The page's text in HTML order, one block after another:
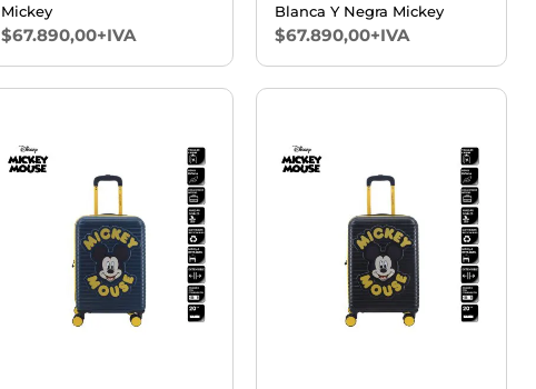
Mickey
$67.890,00+IVA
Blanca Y Negra Mickey
$67.890,00+IVA